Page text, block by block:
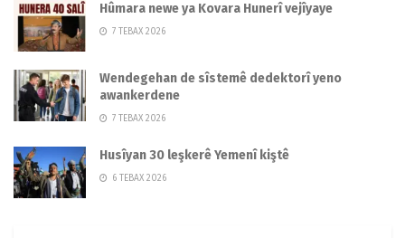
Hûmara newe ya Kovara Hunerî vejîyaye
7 TEBAX 2026
Wendegehan de sîstemê dedektorî yeno
awankerdene
7 TEBAX 2026
Husîyan 30 leşkerê Yemenî kiştê
6 TEBAX 2026